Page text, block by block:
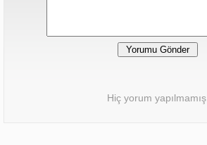
Hiç yorum yapılmamış.